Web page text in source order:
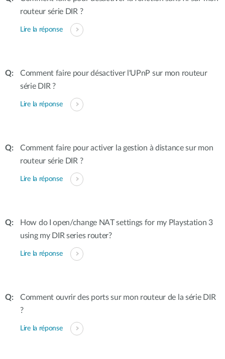
routeur série DIR ?
Lire la réponse
Comment faire pour désactiver l'UPnP sur mon routeur
série DIR ?
Lire la réponse
Comment faire pour activer la gestion à distance sur mon
routeur série DIR ?
Lire la réponse
How do I open/change NAT settings for my Playstation 3
using my DIR series router?
Lire la réponse
Comment ouvrir des ports sur mon routeur de la série DIR
?
Lire la réponse